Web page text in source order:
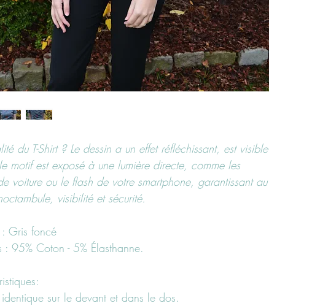
du T-Shirt ? Le dessin a un effet réfléchissant, est visible
motif est exposé à une lumière directe, comme les
voiture ou le flash de votre smartphone, garantissant au
visibilité et sécurité.
Gris foncé
: 95% Coton - 5% Élasthanne.
sur le devant et dans le dos.